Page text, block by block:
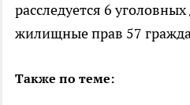
расследуется 6
жилищные прав 57
Также по теме: